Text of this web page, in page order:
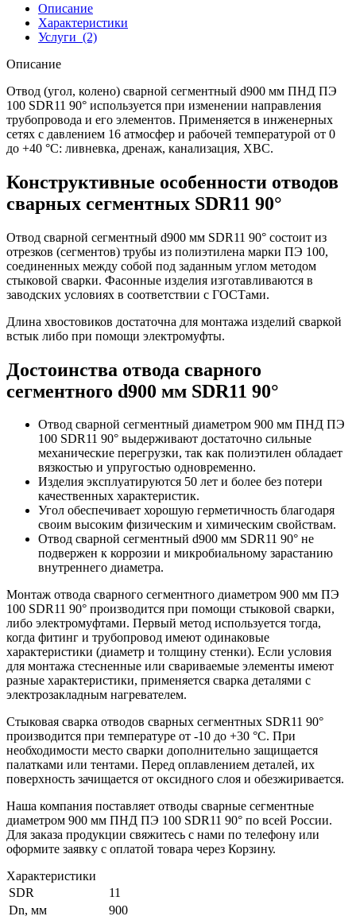
Описание
Характеристики
Услуги (2)
Описание
Отвод (угол, колено) сварной сегментный d900 мм ПНД ПЭ
100 SDR11 90° используется при изменении направления
трубопровода и его элементов. Применяется в инженерных
сетях с давлением 16 атмосфер и рабочей температурой от 0
до +40 °С: ливневка, дренаж, канализация, ХВС.
Конструктивные особенности отводов
сварных сегментных SDR11 90°
Отвод сварной сегментный d900 мм SDR11 90° состоит из
отрезков (сегментов) трубы из полиэтилена марки ПЭ 100,
соединенных между собой под заданным углом методом
стыковой сварки. Фасонные изделия изготавливаются в
заводских условиях в соответствии с ГОСТами.
Длина хвостовиков достаточна для монтажа изделий сваркой
встык либо при помощи электромуфты.
Достоинства отвода сварного
сегментного d900 мм SDR11 90°
Отвод сварной сегментный диаметром 900 мм ПНД ПЭ
100 SDR11 90° выдерживают достаточно сильные
механические перегрузки, так как полиэтилен обладает
вязкостью и упругостью одновременно.
Изделия эксплуатируются 50 лет и более без потери
качественных характеристик.
Угол обеспечивает хорошую герметичность благодаря
своим высоким физическим и химическим свойствам.
Отвод сварной сегментный d900 мм SDR11 90° не
подвержен к коррозии и микробиальному зарастанию
внутреннего диаметра.
Монтаж отвода сварного сегментного диаметром 900 мм ПЭ
100 SDR11 90° производится при помощи стыковой сварки,
либо электромуфтами. Первый метод используется тогда,
когда фитинг и трубопровод имеют одинаковые
характеристики (диаметр и толщину стенки). Если условия
для монтажа стесненные или свариваемые элементы имеют
разные характеристики, применяется сварка деталями с
электрозакладным нагревателем.
Стыковая сварка отводов сварных сегментных SDR11 90°
производится при температуре от -10 до +30 °С. При
необходимости место сварки дополнительно защищается
палатками или тентами. Перед оплавлением деталей, их
поверхность зачищается от оксидного слоя и обезжиривается.
Наша компания поставляет отводы сварные сегментные
диаметром 900 мм ПНД ПЭ 100 SDR11 90° по всей России.
Для заказа продукции свяжитесь с нами по телефону или
оформите заявку с оплатой товара через Корзину.
Характеристики
SDR
11
Dn, мм
900